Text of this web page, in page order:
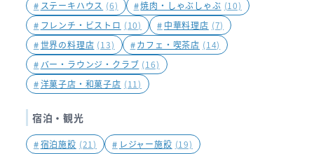
# ステーキハウス (6) #焼肉・しゃぶしゃぶ (10)
# フレンチ・ビストロ (10) # 中華料理店 (7)
#世界の料理店 (13) #カフェ・喫茶店 (14)
# バー・ラウンジ・クラブ (16)
#洋菓子店・和菓子店 (11)
宿泊・観光
#宿泊施設 (21) # レジャー施設 (19)